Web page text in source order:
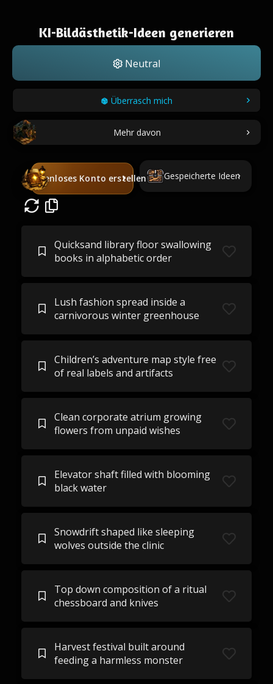
KI-Bildästhetik-Ideen generieren
Neutral
Überrasch mich
Mehr davon
Kostenloses Konto erstellen Gespeicherte Ideen
Quicksand library floor swallowing
books in alphabetic order
Lush fashion spread inside a
carnivorous winter greenhouse
Children’s adventure map style free
of real labels and artifacts
Clean corporate atrium growing
flowers from unpaid wishes
Elevator shaft filled with blooming
black water
Snowdrift shaped like sleeping
wolves outside the clinic
Top down composition of a ritual
chessboard and knives
Harvest festival built around
feeding a harmless monster